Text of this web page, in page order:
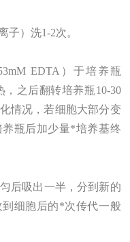
子）洗1-2次。
EDTA）于培养瓶
之后翻转培养瓶10-30
情况，若细胞大部分变
瓶后加少量*培养基终
后吸出一半，分到新的
细胞后的*次传代一般